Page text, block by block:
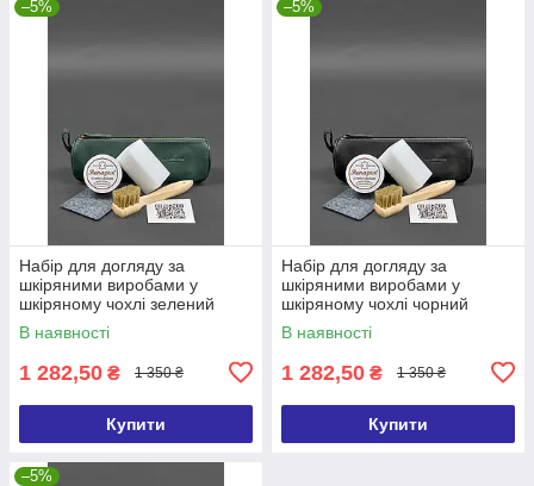
–5%
Набір для догляду за
шкіряними виробами у
шкіряному чохлі зелений
В наявності
1 282,50 ₴ 1 350 ₴
Купити
–5%
Набір для догляду за
шкіряними виробами у
шкіряному чохлі чорний
В наявності
1 282,50 ₴ 1 350 ₴
Купити
–5%